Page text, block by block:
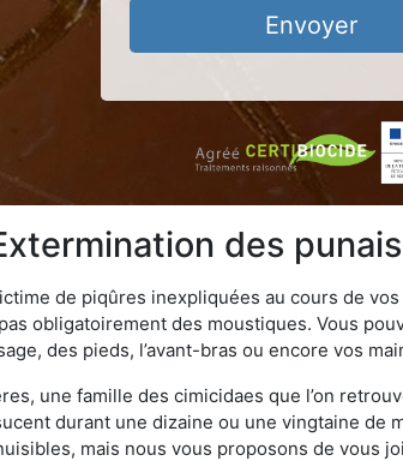
Envoyer
des
de piqûres inexpliquées au cours de
obligatoirement des moustiques. Vous
des pieds, l’avant-bras ou encore vos
une famille des cimicidaes que l’on
durant une dizaine ou une vingtaine
mais nous vous proposons de vous